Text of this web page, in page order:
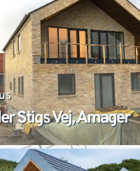
Stigs Vej, Amager